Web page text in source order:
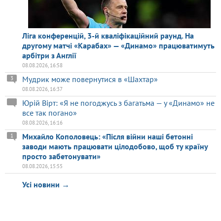
Ліга конференцій, 3-й кваліфікаційний раунд. На
другому матчі «Карабах» — «Динамо» працюватимуть
арбітри з Англії
08.08.2026, 16:58
Мудрик може повернутися в «Шахтар»
3
08.08.2026, 16:37
Юрій Вірт: «Я не погоджусь з багатьма — у «Динамо» не
все так погано»
08.08.2026, 16:16
Михайло Кополовець: «Після війни наші бетонні
заводи мають працювати цілодобово, щоб ту країну
просто забетонувати»
1
08.08.2026, 15:55
Усі новини →